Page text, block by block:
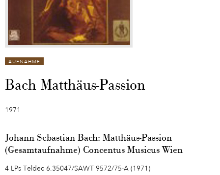
AUFNAHME
Bach Matthäus-Passion
1971
Johann Sebastian Bach: Matthäus-Passion
(Gesamtaufnahme) Concentus Musicus Wien
4 LPs Teldec 6.35047/SAWT 9572/75-A (1971)